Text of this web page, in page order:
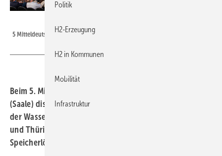
5 Mitteldeutscher Wasserstoffkongress am 21.08.2025 in Halle.
Beim 5. Mitteldeutschen Wasserstoffkongress in Halle
(Saale) diskutierten über 450 Fachleute über den Aufbau
der Wasserstoffwirtschaft in Sachsen, Sachsen-Anhalt
und Thüringen. Im Fokus standen Infrastrukturprojekte,
Speicherlösungen und industrielle Anwendungen.
Politik
H2-Erzeugung
H2 in Kommunen
Mobilität
Infrastruktur